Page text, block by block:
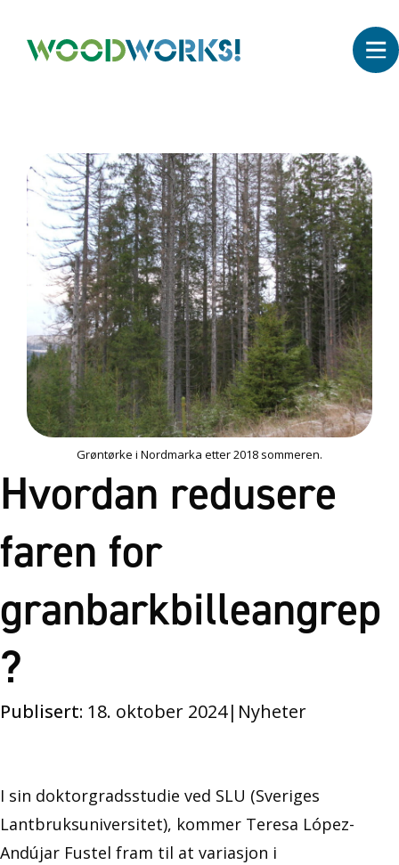
Hvordan redusere
faren for
granbarkbilleangrep
?
Publisert: 18. oktober 2024| Nyheter
Grøntørke i Nordmarka etter 2018 sommeren.
I sin doktorgradsstudie ved SLU (Sveriges
Lantbruksuniversitet), kommer Teresa López-
Andújar Fustel fram til at variasjon i